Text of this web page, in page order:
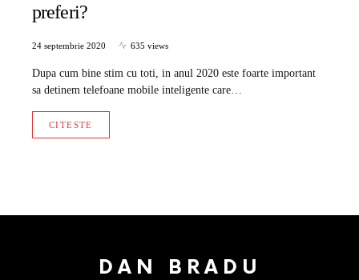
preferi?
24 septembrie 2020 635 views
Dupa cum bine stim cu toti, in anul 2020 este foarte important
sa detinem telefoane mobile inteligente care…
CITESTE
DAN BRADU